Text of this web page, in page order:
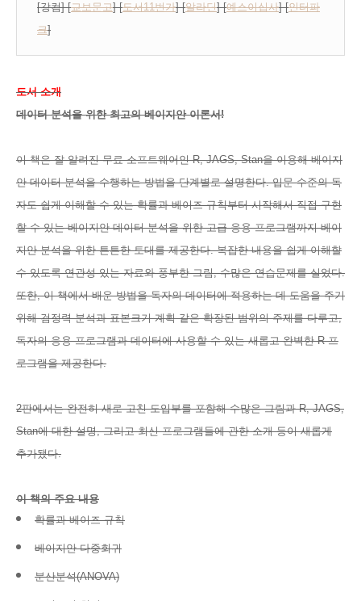
[강컴] [교보문고] [도서11번가] [알라딘] [예스이십사] [인터파
크]
도서 소개
데이터 분석을 위한 최고의 베이지안 이론서!
이 책은 잘 알려진 무료 소프트웨어인 R, JAGS, Stan을 이용해 베이지
안 데이터 분석을 수행하는 방법을 단계별로 설명한다. 입문 수준의 독
자도 쉽게 이해할 수 있는 확률과 베이즈 규칙부터 시작해서 직접 구현
할 수 있는 베이지안 데이터 분석을 위한 고급 응용 프로그램까지 베이
지안 분석을 위한 튼튼한 토대를 제공한다. 복잡한 내용을 쉽게 이해할
수 있도록 연관성 있는 자료와 풍부한 그림, 수많은 연습문제를 실었다.
또한, 이 책에서 배운 방법을 독자의 데이터에 적용하는 데 도움을 주기
위해 검정력 분석과 표본크기 계획 같은 확장된 범위의 주제를 다루고,
독자의 응용 프로그램과 데이터에 사용할 수 있는 새롭고 완벽한 R 프
로그램을 제공한다.
2판에서는 완전히 새로 고친 도입부를 포함해 수많은 그림과 R, JAGS,
Stan에 대한 설명, 그리고 최신 프로그램들에 관한 소개 등이 새롭게
추가됐다.
이 책의 주요 내용
확률과 베이즈 규칙
베이지안 다중회귀
분산분석(ANOVA)